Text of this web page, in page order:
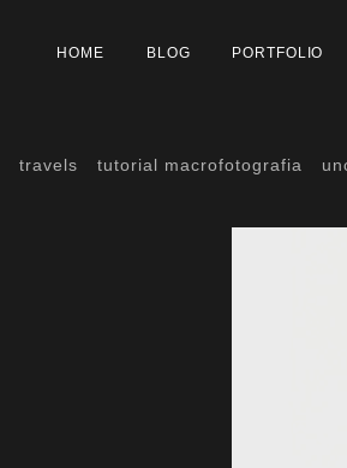
HOME BLOG PORTFOLIO
travels tutorial macrofotografia